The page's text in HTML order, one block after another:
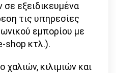
εξειδικευμένα
τις υπηρεσίες
εμπορίου με
shop κτλ.).
χαλιών, κιλιμιών και